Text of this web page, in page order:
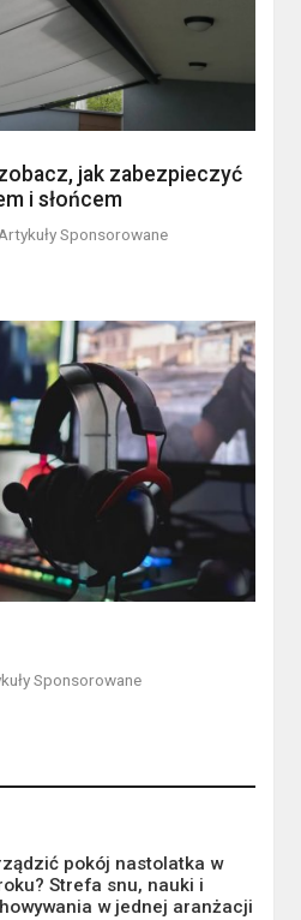
jak zabezpieczyć
i słońcem
Sponsorowane
Sponsorowane
pokój nastolatka w
Strefa snu, nauki i
w jednej aranżacji